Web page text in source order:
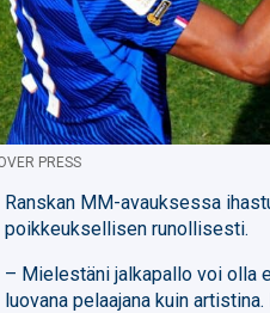
PRESS
Ranskan MM-avauksessa
poikkeuksellisen runollisesti.
– Mielestäni jalkapallo voi olla
luovana pelaajana kuin